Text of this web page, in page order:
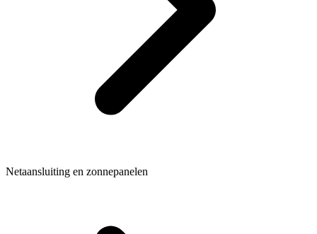
Netaansluiting en zonnepanelen